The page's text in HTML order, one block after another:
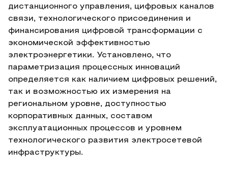
дистанционного управления, цифровых каналов
связи, технологического присоединения и
финансирования цифровой трансформации с
экономической эффективностью
электроэнергетики. Установлено, что
параметризация процессных инноваций
определяется как наличием цифровых решений,
так и возможностью их измерения на
региональном уровне, доступностью
корпоративных данных, составом
эксплуатационных процессов и уровнем
технологического развития электросетевой
инфраструктуры.